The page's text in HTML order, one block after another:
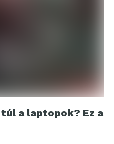
a laptopok? Ez a